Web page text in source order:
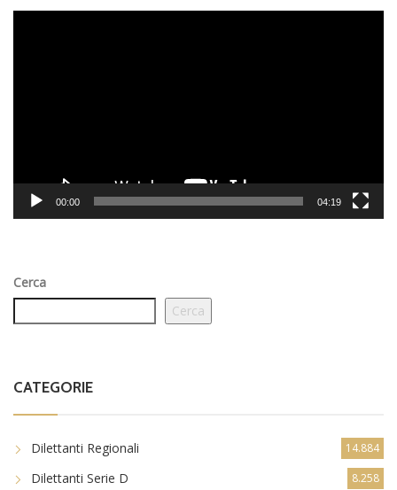
00:00 04:19
Cerca
Cerca
CATEGORIE
Dilettanti Regionali 14.884
Dilettanti Serie D 8.258